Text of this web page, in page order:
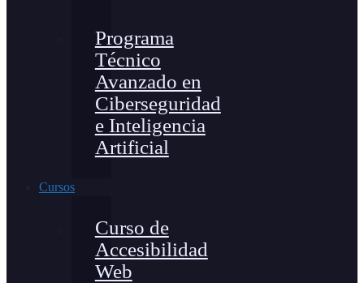
Programa
Técnico
Avanzado en
Ciberseguridad
e Inteligencia
Artificial
Cursos
Curso de
Accesibilidad
Web